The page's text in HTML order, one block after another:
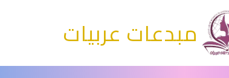
مبدعات عربيات